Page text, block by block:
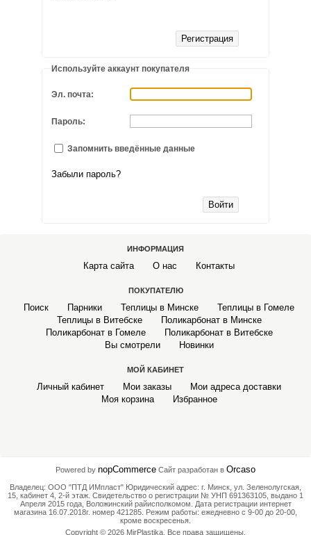
МОНОЛИТНЫЙ ПОЛИКАРБОНАТ
АЛЮМИНИЙ РИФЛЕНЫЙ И ГЛАДКИЙ ЛИСТОВОЙ
СВЕТОПРОЗРАЧНАЯ КРОВЛЯ SUNNEX (САНЕКС)
ОТОПИТЕЛЬНЫЕ ПЕЧИ БУРАН
ЛИСТЫ НЕРЖАВЕЮЩЕЙ СТАЛИ (НЕРЖАВЕЙКА)
ПВХ ЛИСТОВОЙ ВСПЕНЕННЫЙ
ЗАЩИТНЫЙ ЭКРАН НА ТЕЛЕВИЗОР
КАРКАС ДЛЯ ГАМАКА (СТОЙКА ДЛЯ ГАМАКА)
Используйте аккаунт покупателя
Эл. почта:
Пароль:
Запомнить введённые данные
Забыли пароль?
ИНФОРМАЦИЯ
Карта сайта О нас Контакты
ПОКУПАТЕЛЮ
Поиск Парники Теплицы в Минске
Теплицы в Гомеле
Теплицы в Витебске
Поликарбонат в Минске
Поликарбонат в Гомеле
Поликарбонат в Витебске
Вы смотрели
Новинки
МОЙ КАБИНЕТ
Личный кабинет Мои заказы
Мои адреса доставки
Моя корзина
Избранное
Powered by nopCommerce Сайт разработан в Orcaso
Владелец: ООО "ПТД ИМпласт" Юридический адрес: г. Минск, ул. Зеленолугская,
15, кабинет 4, 2-й этаж. Свидетельство о регистрации № УНП 691363105, выдано 1
Апреля 2015 года, Воложинский райисполкомом. Дата регистрации интернет
магазина 16.07.2018г. номер 421285. Режим работы: ежедневно с 9-00 до 20-00,
кроме воскресенья.
Copyright © 2026 MirPlastika. Все права защищены.